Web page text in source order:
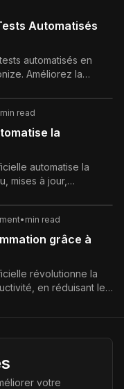
Automatisés
automatisés en
Améliorez la
min read
la
automatise la
mises à jour,
• min read
grâce à
révolutionne la
en réduisant les
vous aidant à
votre